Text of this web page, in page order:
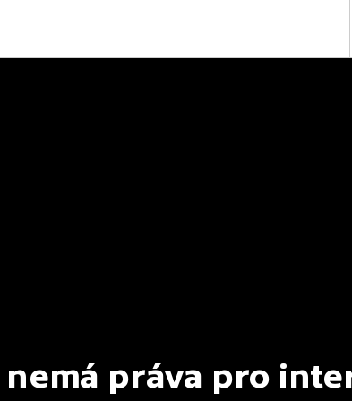
nemá práva pro